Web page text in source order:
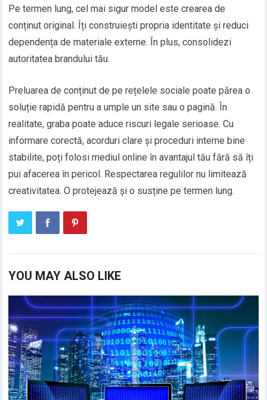
Pe termen lung, cel mai sigur model este crearea de
conținut original. Îți construiești propria identitate și reduci
dependența de materiale externe. În plus, consolidezi
autoritatea brandului tău.
Preluarea de conținut de pe rețelele sociale poate părea o
soluție rapidă pentru a umple un site sau o pagină. În
realitate, graba poate aduce riscuri legale serioase. Cu
informare corectă, acorduri clare și proceduri interne bine
stabilite, poți folosi mediul online în avantajul tău fără să îți
pui afacerea în pericol. Respectarea regulilor nu limitează
creativitatea. O protejează și o susține pe termen lung.
YOU MAY ALSO LIKE